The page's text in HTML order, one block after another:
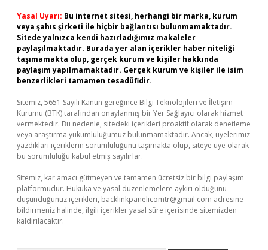
Yasal Uyarı: Bu internet sitesi, herhangi bir marka, kurum
veya şahıs şirketi ile hiçbir bağlantısı bulunmamaktadır.
Sitede yalnızca kendi hazırladığımız makaleler
paylaşılmaktadır. Burada yer alan içerikler haber niteliği
taşımamakta olup, gerçek kurum ve kişiler hakkında
paylaşım yapılmamaktadır. Gerçek kurum ve kişiler ile isim
benzerlikleri tamamen tesadüfidir.
Sitemiz, 5651 Sayılı Kanun gereğince Bilgi Teknolojileri ve İletişim
Kurumu (BTK) tarafından onaylanmış bir Yer Sağlayıcı olarak hizmet
vermektedir. Bu nedenle, sitedeki içerikleri proaktif olarak denetleme
veya araştırma yükümlülüğümüz bulunmamaktadır. Ancak, üyelerimiz
yazdıkları içeriklerin sorumluluğunu taşımakta olup, siteye üye olarak
bu sorumluluğu kabul etmiş sayılırlar.
Sitemiz, kar amacı gütmeyen ve tamamen ücretsiz bir bilgi paylaşım
platformudur. Hukuka ve yasal düzenlemelere aykırı olduğunu
düşündüğünüz içerikleri, backlinkpanelicomtr@gmail.com adresine
bildirmeniz halinde, ilgili içerikler yasal süre içerisinde sitemizden
kaldırılacaktır.